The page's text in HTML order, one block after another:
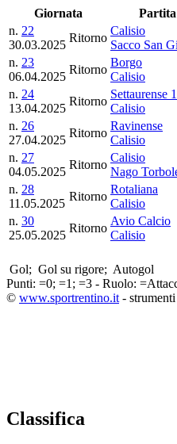
Giornata
Partita
n. 22
30.03.2025
Ritorno
Calisio
Sacco San
n. 23
06.04.2025
Ritorno
Borgo
Calisio
n. 24
13.04.2025
Ritorno
Settaurense
Calisio
n. 26
27.04.2025
Ritorno
Ravinense
Calisio
n. 27
04.05.2025
Ritorno
Calisio
Nago
n. 28
11.05.2025
Ritorno
Rotaliana
Calisio
n. 30
25.05.2025
Ritorno
Avio Calcio
Calisio
Gol; Gol su rigore; Autogol
Punti: =0; =1; =3 - Ruolo:
© www.sportrentino.it -
Classifica